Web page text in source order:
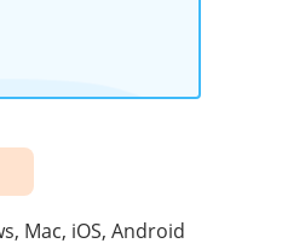
Mac, iOS, Android